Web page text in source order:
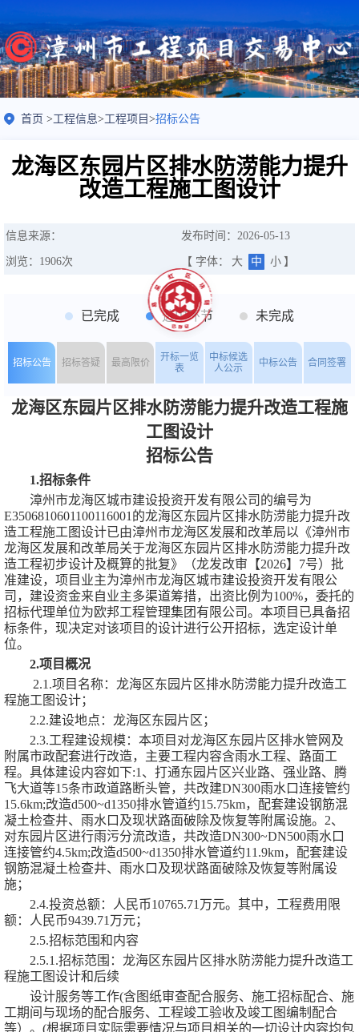
首页 >工程信息>工程项目 >招标公告
龙海区东园片区排水防涝能力提升
改造工程施工图设计
信息来源： 发布时间：2026-05-13
浏览： 1906次 【 字体： 大 中 小 】
已完成 选中环节 未完成
招标公告 招标答疑 最高限价
开标一览
表
中标候选
人公示
中标公告 合同签署
龙海区东园片区排水防涝能力提升改造工程施
工图设计
招标公告
1.招标条件
漳州市龙海区城市建设投资开发有限公司 的编号为
E3506810601100116001 的龙海区东园片区排水防涝能力提升改
造工程施工图设计已由漳州市龙海区发展和改革局以 《漳州市
龙海区发展和改革局关于龙海区东园片区排水防涝能力提升改
造工程初步设计及概算的批复》（龙发改审【2026】7号） 批
准建设，项目业主为漳州市龙海区城市建设投资开发有限公
司 ，建设资金来自业主多渠道筹措，出资比例为100%，委托的
招标代理单位为欧邦工程管理集团有限公司。本项目已具备招
标条件，现决定对该项目的设计进行公开招标，选定设计单
位。
2.项目概况
2.1.项目名称： 龙海区东园片区排水防涝能力提升改造工
程施工图设计；
2.2.建设地点： 龙海区东园片区 ；
2.3.工程建设规模： 本项目对龙海区东园片区排水管网及
附属市政配套进行改造，主要工程内容含雨水工程、路面工
程。具体建设内容如下:1、打通东园片区兴业路、强业路、腾
飞大道等15条市政道路断头管，共改建DN300雨水口连接管约
15.6km;改造d500~d1350排水管道约15.75km，配套建设钢筋混
凝土检查井、雨水口及现状路面破除及恢复等附属设施。2、
对东园片区进行雨污分流改造，共改造DN300~DN500雨水口
连接管约4.5km;改造d500~d1350排水管道约11.9km，配套建设
钢筋混凝土检查井、雨水口及现状路面破除及恢复等附属设
施；
2.4.投资总额：人民币10765.71 万元。其中，工程费用限
额：人民币9439.71 万元；
2.5.招标范围和内容
2.5.1.招标范围： 龙海区东园片区排水防涝能力提升改造工
程施工图设计和后续
设计服务等工作(含图纸审查配合服务、施工招标配合、施
工期间与现场的配合服务、工程竣工验收及竣工图编制配合
等）。(根据项目实际需要情况与项目相关的一切设计内容均包